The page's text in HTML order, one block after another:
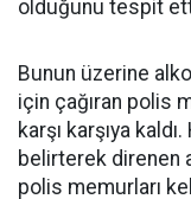
olduğunu tespit
Bunun üzerine
için çağıran polis
karşı karşıya
belirterek direnen
polis memurları